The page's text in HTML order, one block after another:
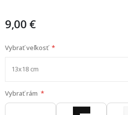
9,00 €
Vybrať veľkosť
Vybrať rám